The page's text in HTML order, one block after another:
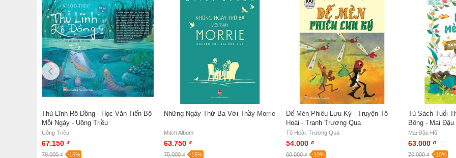
Thủ Lĩnh Rô Đồng - Học Văn Tiến Bộ
Mỗi Ngày - Uông Triều
Uông Triều
67.150 ₫
79.000 ₫ -15%
Những Ngày Thứ Ba Với Thầy Morrie
Mitch Albom
63.750 ₫
75.000 ₫ -15%
Dế Mèn Phiêu Lưu Ký - Truyện Tô
Hoài - Tranh Trương Qua
Tô Hoài; Trương Qua
54.000 ₫
60.000 ₫ -10%
Tủ Sách Tuổi
Bông - Mai Đậu
Mai Đậu Hũ
63.000 ₫
70.000 ₫ -10%